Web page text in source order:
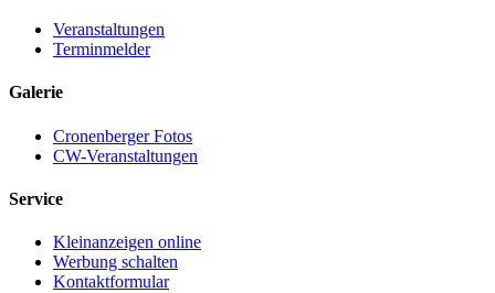
Veranstaltungen
Terminmelder
Galerie
Cronenberger Fotos
CW-Veranstaltungen
Service
Kleinanzeigen online
Werbung schalten
Kontaktformular